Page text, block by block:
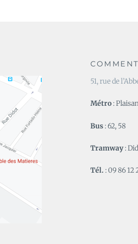
51, rue de
Métro :
Bus : 62, 58
Tramway:
Tél. : 09 86 12